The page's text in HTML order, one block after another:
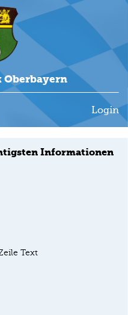
Oberbayern
Login
Informationen
Text